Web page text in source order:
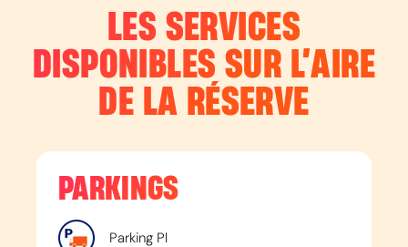
LES SERVICES
DISPONIBLES SUR L’AIRE
DE LA RÉSERVE
PARKINGS
Parking Pl